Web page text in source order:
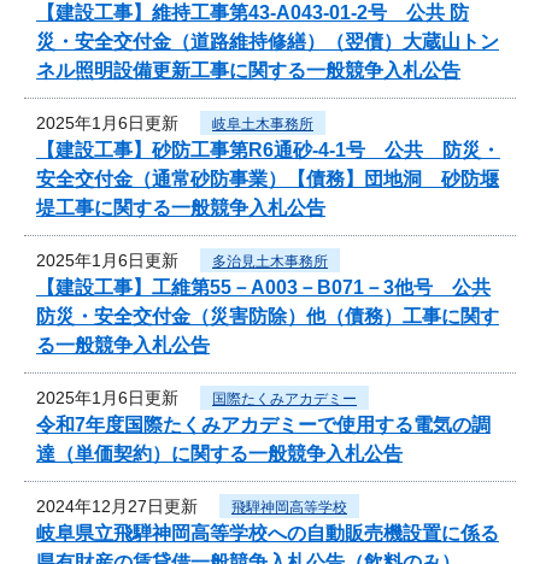
【建設工事】維持工事第43-A043-01-2号 公共 防
災・安全交付金（道路維持修繕）（翌債）大蔵山トン
ネル照明設備更新工事に関する一般競争入札公告
2025年1月6日更新 岐阜土木事務所
【建設工事】砂防工事第R6通砂-4-1号 公共 防災・
安全交付金（通常砂防事業）【債務】団地洞 砂防堰
堤工事に関する一般競争入札公告
2025年1月6日更新 多治見土木事務所
【建設工事】工維第55－A003－B071－3他号 公共
防災・安全交付金（災害防除）他（債務）工事に関す
る一般競争入札公告
2025年1月6日更新 国際たくみアカデミー
令和7年度国際たくみアカデミーで使用する電気の調
達（単価契約）に関する一般競争入札公告
2024年12月27日更新 飛騨神岡高等学校
岐阜県立飛騨神岡高等学校への自動販売機設置に係る